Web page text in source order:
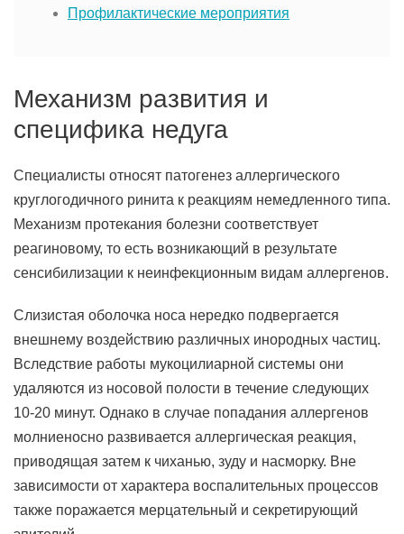
Профилактические мероприятия
Механизм развития и
специфика недуга
Специалисты относят патогенез аллергического
круглогодичного ринита к реакциям немедленного типа.
Механизм протекания болезни соответствует
реагиновому, то есть возникающий в результате
сенсибилизации к неинфекционным видам аллергенов.
Слизистая оболочка носа нередко подвергается
внешнему воздействию различных инородных частиц.
Вследствие работы мукоцилиарной системы они
удаляются из носовой полости в течение следующих
10-20 минут. Однако в случае попадания аллергенов
молниеносно развивается аллергическая реакция,
приводящая затем к чиханью, зуду и насморку. Вне
зависимости от характера воспалительных процессов
также поражается мерцательный и секретирующий